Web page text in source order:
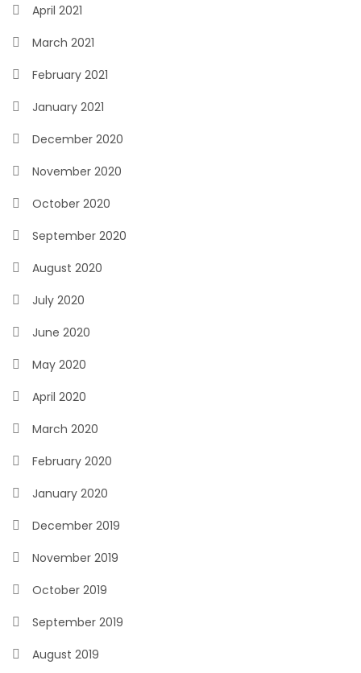
April 2021
March 2021
February 2021
January 2021
December 2020
November 2020
October 2020
September 2020
August 2020
July 2020
June 2020
May 2020
April 2020
March 2020
February 2020
January 2020
December 2019
November 2019
October 2019
September 2019
August 2019